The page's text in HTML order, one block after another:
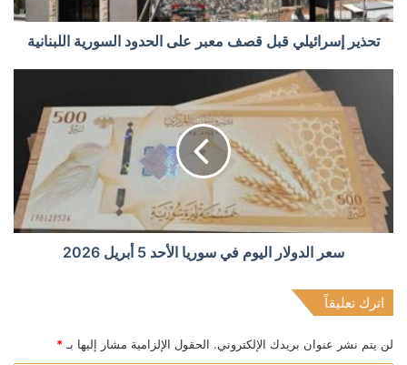
تحذير إسرائيلي قبل قصف معبر على الحدود السورية اللبنانية
سعر الدولار اليوم في سوريا الأحد 5 أبريل 2026
اترك تعليقاً
لن يتم نشر عنوان بريدك الإلكتروني. الحقول الإلزامية مشار إليها بـ *